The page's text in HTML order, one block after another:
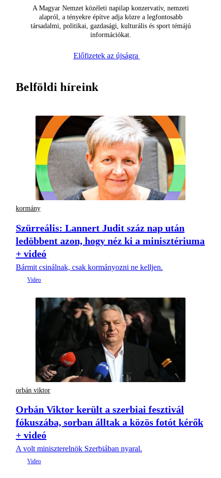
A Magyar Nemzet közéleti napilap konzervatív, nemzeti
alapról, a tényekre építve adja közre a legfontosabb
társadalmi, politikai, gazdasági, kulturális és sport témájú
információkat.
Előfizetek az újságra
Belföldi híreink
kormány
Szürreális: Lannert Judit száz nap után
ledöbbent azon, hogy néz ki a minisztériuma
+ videó
Bármit csinálnak, csak kormányozni ne kelljen.
orbán viktor
Orbán Viktor került a szerbiai fesztivál
fókuszába, sorban álltak a közös fotót kérők
+ videó
A volt miniszterelnök Szerbiában nyaral.